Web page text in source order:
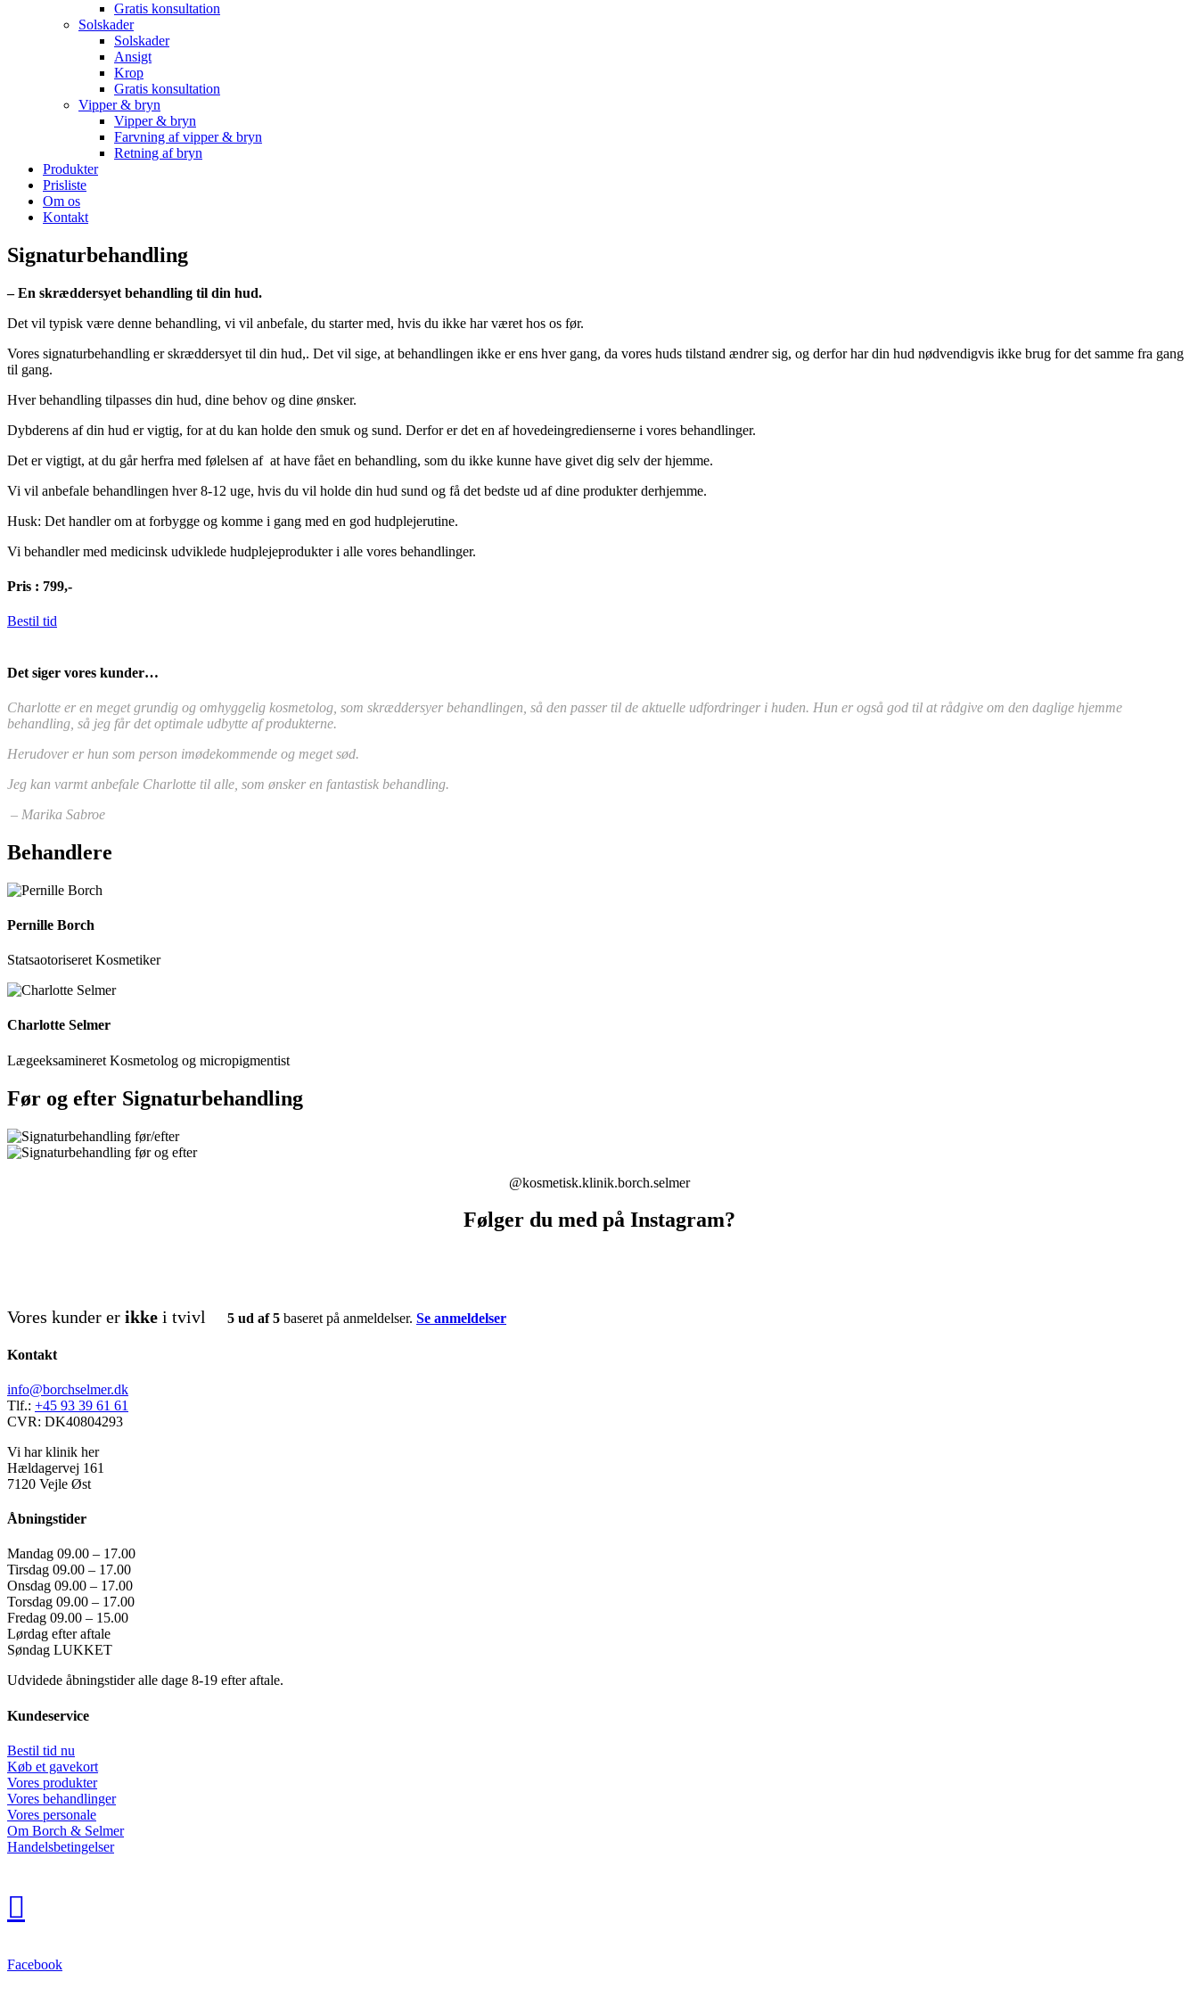
Gratis konsultation
Solskader
Solskader
Ansigt
Krop
Gratis konsultation
Vipper & bryn
Vipper & bryn
Farvning af vipper & bryn
Retning af bryn
Produkter
Prisliste
Om os
Kontakt
Signaturbehandling
– En skræddersyet behandling til din hud.
Det vil typisk være denne behandling, vi vil anbefale, du starter med, hvis du ikke har været hos os før.
Vores signaturbehandling er skræddersyet til din hud,. Det vil sige, at behandlingen ikke er ens hver gang, da vores huds tilstand ændrer sig, og derfor har din hud nødvendigvis ikke brug for det samme fra gang
til gang.
Hver behandling tilpasses din hud, dine behov og dine ønsker.
Dybderens af din hud er vigtig, for at du kan holde den smuk og sund. Derfor er det en af hovedeingredienserne i vores behandlinger.
Det er vigtigt, at du går herfra med følelsen af at have fået en behandling, som du ikke kunne have givet dig selv der hjemme.
Vi vil anbefale behandlingen hver 8-12 uge, hvis du vil holde din hud sund og få det bedste ud af dine produkter derhjemme.
Husk: Det handler om at forbygge og komme i gang med en god hudplejerutine.
Vi behandler med medicinsk udviklede hudplejeprodukter i alle vores behandlinger.
Pris : 799,-
Bestil tid
Det siger vores kunder…
Charlotte er en meget grundig og omhyggelig kosmetolog, som skræddersyer behandlingen, så den passer til de aktuelle udfordringer i huden. Hun er også god til at rådgive om den daglige hjemme
behandling, så jeg får det optimale udbytte af produkterne.
Herudover er hun som person imødekommende og meget sød.
Jeg kan varmt anbefale Charlotte til alle, som ønsker en fantastisk behandling.
– Marika Sabroe
Behandlere
Pernille Borch
Statsaotoriseret Kosmetiker
Charlotte Selmer
Lægeeksamineret Kosmetolog og micropigmentist
Før og efter Signaturbehandling
@kosmetisk.klinik.borch.selmer
Følger du med på Instagram?
Vores kunder er ikke i tvivl 5 ud af 5 baseret på anmeldelser. Se anmeldelser
Kontakt
info@borchselmer.dk
Tlf.: +45 93 39 61 61
CVR: DK40804293
Vi har klinik her
Hældagervej 161
7120 Vejle Øst
Åbningstider
Mandag 09.00 – 17.00
Tirsdag 09.00 – 17.00
Onsdag 09.00 – 17.00
Torsdag 09.00 – 17.00
Fredag 09.00 – 15.00
Lørdag efter aftale
Søndag LUKKET
Udvidede åbningstider alle dage 8-19 efter aftale.
Kundeservice
Bestil tid nu
Køb et gavekort
Vores produkter
Vores behandlinger
Vores personale
Om Borch & Selmer
Handelsbetingelser

Facebook